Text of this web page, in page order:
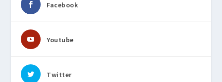
Facebook
Youtube
Twitter